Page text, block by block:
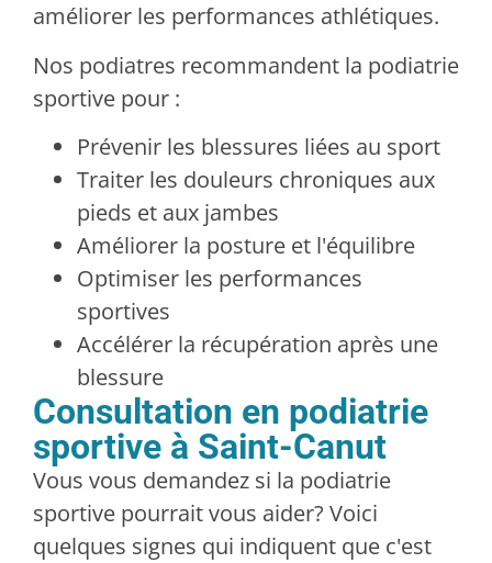
améliorer les performances athlétiques.
Nos podiatres recommandent la podiatrie
sportive pour :
Prévenir les blessures liées au sport
Traiter les douleurs chroniques aux
pieds et aux jambes
Améliorer la posture et l'équilibre
Optimiser les performances
sportives
Accélérer la récupération après une
blessure
Consultation en podiatrie
sportive à Saint-Canut
Vous vous demandez si la podiatrie
sportive pourrait vous aider? Voici
quelques signes qui indiquent que c'est